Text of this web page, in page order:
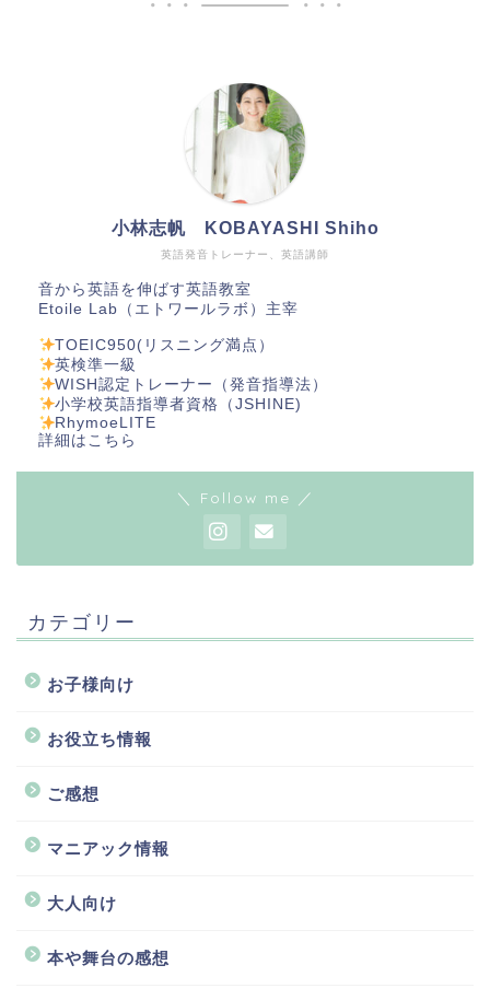
英語発音トレーナー、英語講師
小林志帆 KOBAYASHI Shiho
音から英語を伸ばす英語教室
Etoile Lab（エトワールラボ）主宰
TOEIC950(リスニング満点）
英検準一級
WISH認定トレーナー（発音指導法）
小学校英語指導者資格（JSHINE)
RhymoeLITE
詳細は こちら
＼ Follow me ／
カテゴリー
お子様向け
お役立ち情報
ご感想
マニアック情報
大人向け
本や舞台の感想